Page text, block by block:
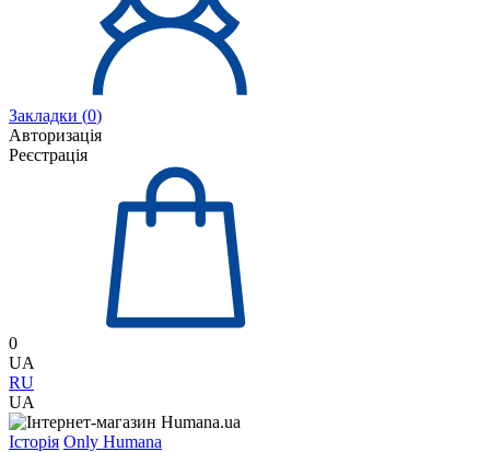
Закладки (0)
Авторизація
Реєстрація
0
UA
RU
UA
Історія Only Humana